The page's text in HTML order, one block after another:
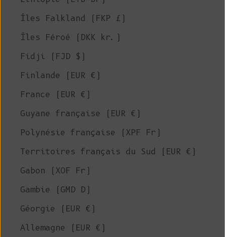
Îles Falkland (FKP £)
Îles Féroé (DKK kr.)
Fidji (FJD $)
Finlande (EUR €)
France (EUR €)
Guyane française (EUR €)
Polynésie française (XPF Fr)
Territoires français du Sud (EUR €)
Gabon (XOF Fr)
Gambie (GMD D)
Géorgie (EUR €)
Allemagne (EUR €)